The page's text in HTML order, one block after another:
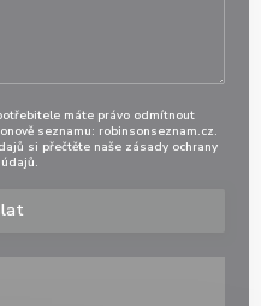
máte právo odmítnout
seznamu: robinsonseznam.cz.
si přečtěte naše zásady ochrany
.